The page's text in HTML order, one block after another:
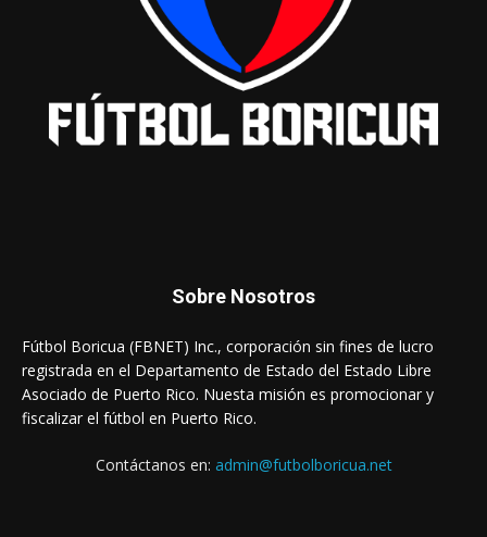
Sobre Nosotros
Fútbol Boricua (FBNET) Inc., corporación sin fines de lucro
registrada en el Departamento de Estado del Estado Libre
Asociado de Puerto Rico. Nuesta misión es promocionar y
fiscalizar el fútbol en Puerto Rico.
Contáctanos en: admin@futbolboricua.net